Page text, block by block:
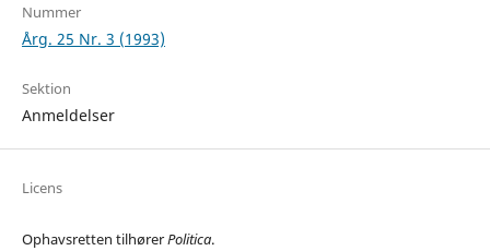
Nummer
Årg. 25 Nr. 3 (1993)
Sektion
Anmeldelser
Licens
Ophavsretten tilhørerPolitica.